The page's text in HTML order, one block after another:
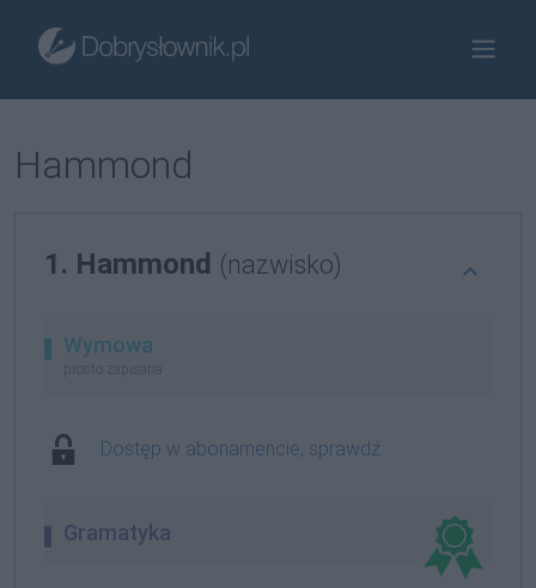
Hammond
1. Hammond (nazwisko)
Wymowa
prosto zapisana
Dostęp w abonamencie, sprawdź
Gramatyka